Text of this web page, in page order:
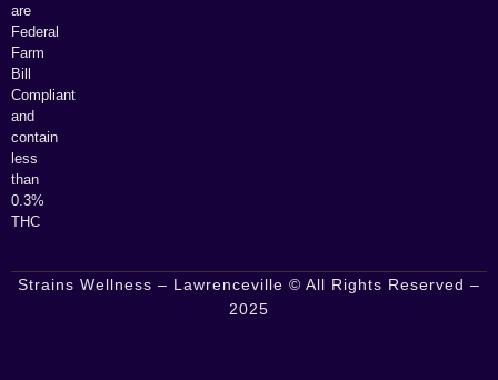
are
Federal
Farm
Bill
Compliant
and
contain
less
than
0.3%
THC
Strains Wellness – Lawrenceville © All Rights Reserved –
2025